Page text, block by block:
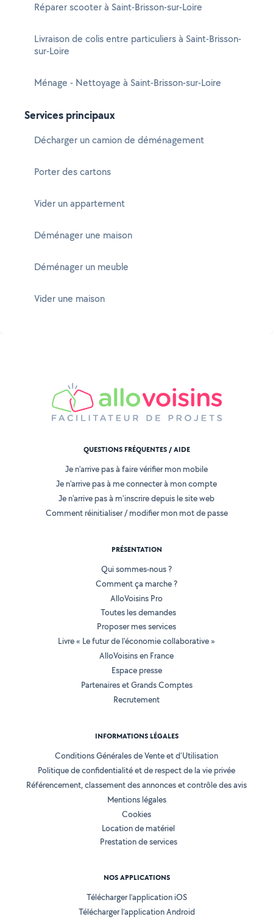
Réparer scooter à Saint-Brisson-sur-Loire
Livraison de colis entre particuliers à Saint-Brisson-
sur-Loire
Ménage - Nettoyage à Saint-Brisson-sur-Loire
Services principaux
Décharger un camion de déménagement
Porter des cartons
Vider un appartement
Déménager une maison
Déménager un meuble
Vider une maison
QUESTIONS FRÉQUENTES / AIDE
Je n'arrive pas à faire vérifier mon mobile
Je n'arrive pas à me connecter à mon compte
Je n'arrive pas à m'inscrire depuis le site web
Comment réinitialiser / modifier mon mot de passe
PRÉSENTATION
Qui sommes-nous ?
Comment ça marche ?
AlloVoisins Pro
Toutes les demandes
Proposer mes services
Livre « Le futur de l'économie collaborative »
AlloVoisins en France
Espace presse
Partenaires et Grands Comptes
Recrutement
INFORMATIONS LÉGALES
Conditions Générales de Vente et d'Utilisation
Politique de confidentialité et de respect de la vie privée
Référencement, classement des annonces et contrôle des avis
Mentions légales
Cookies
Location de matériel
Prestation de services
NOS APPLICATIONS
Télécharger l’application iOS
Télécharger l’application Android